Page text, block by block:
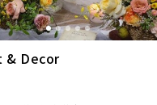
& Decor